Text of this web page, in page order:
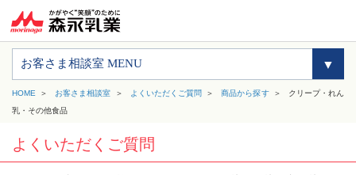
お客さま相談室 MENU
HOME お客さま相談室 よくいただくご質問 商品から探す
クリープ・れん
乳・その他食品
よくいただくご質問